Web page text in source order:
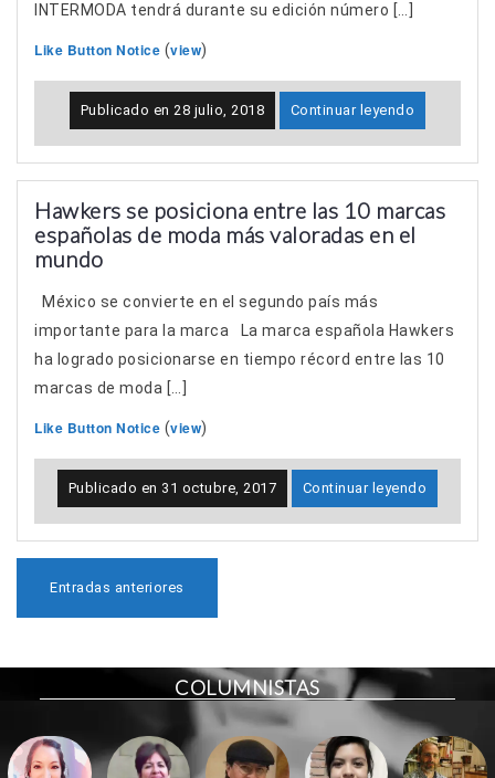
INTERMODA tendrá durante su edición número […]
Like Button Notice (view)
Publicado en28 julio, 2018 Continuar leyendo
Hawkers se posiciona entre las 10 marcas
españolas de moda más valoradas en el
mundo
México se convierte en el segundo país más
importante para la marca La marca española Hawkers
ha logrado posicionarse en tiempo récord entre las 10
marcas de moda […]
Like Button Notice (view)
Publicado en 31 octubre, 2017 Continuar leyendo
g
i
ó
Entradas anteriores
COLUMNISTAS